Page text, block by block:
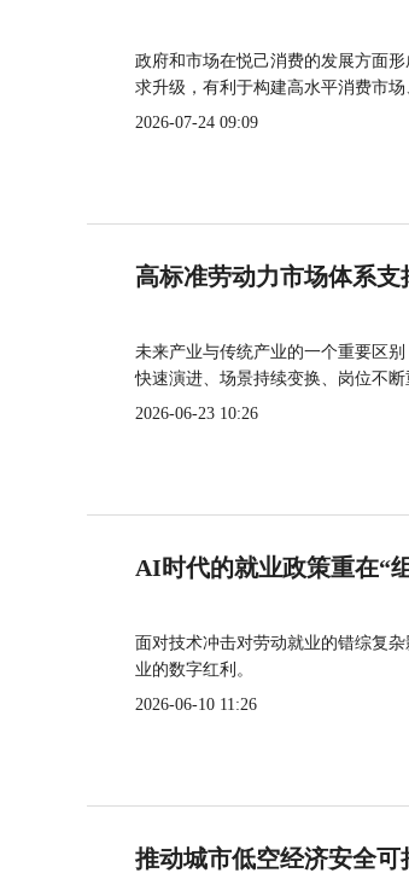
政府和市场在悦己消费的发展方面
求升级，有利于构建高水平消费市场
2026-07-24 09:09
高标准劳动力市场体系支
未来产业与传统产业的一个重要区
快速演进、场景持续变换、岗位不断
2026-06-23 10:26
AI时代的就业政策重在“
面对技术冲击对劳动就业的错综复
业的数字红利。
2026-06-10 11:26
推动城市低空经济安全可